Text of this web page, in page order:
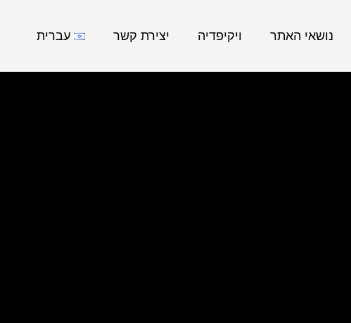
נושאי האתר ויקיפדיה יצירת קשר עברית